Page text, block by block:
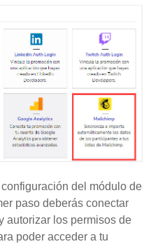
del módulo de
paso deberás conectar
autorizar los permisos de
poder acceder a tu